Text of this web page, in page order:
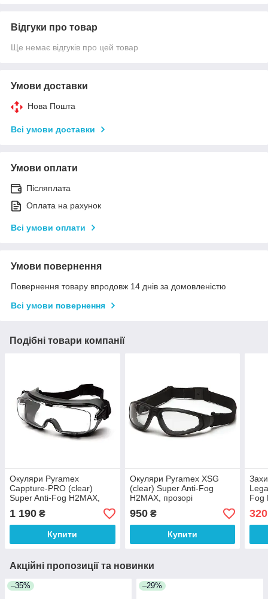
Відгуки про товар
Ще немає відгуків про цей товар
Умови доставки
Нова Пошта
Всі умови доставки
Умови оплати
Післяплата
Оплата на рахунок
Всі умови оплати
Умови повернення
Повернення товару впродовж 14 днів за домовленістю
Всі умови повернення
Подібні товари компанії
Окуляри Pyramex
Cappture-PRO (clear)
Super Anti-Fog H2MAX,
прозорі
1 190 ₴
Купити
Окуляри Pyramex XSG
(clear) Super Anti-Fog
H2MAX, прозорі
950₴
Купити
Fog
320
Акційні пропозиції та новинки
–35% –29%